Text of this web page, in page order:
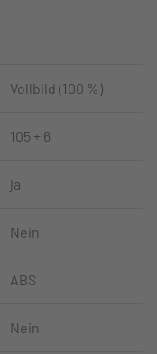
Vollbild (100 %)
105 + 6
ja
Nein
ABS
Nein